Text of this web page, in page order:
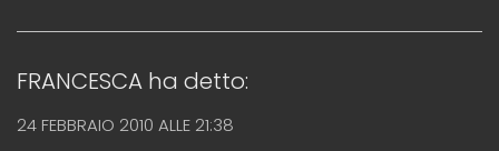
FRANCESCA ha detto:
24 FEBBRAIO 2010 ALLE 21:38